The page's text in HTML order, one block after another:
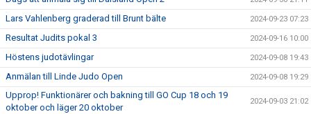
Lars Vahlenberg graderad till Brunt bälte 2024-09-23 07:23
Resultat Judits pokal 3 2024-09-16 10:00
Höstens judotävlingar 2024-09-08 19:43
Anmälan till Linde Judo Open 2024-09-08 19:29
Upprop! Funktionärer och bakning till GO Cup 18 och 19
oktober och läger 20 oktober
2024-09-03 21:02